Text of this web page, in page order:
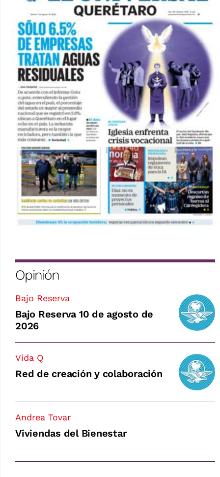
Opinión
Bajo Reserva
Bajo Reserva 10 de agosto de
2026
Vida Q
Red de creación y colaboración
Andrea Tovar
Viviendas del Bienestar